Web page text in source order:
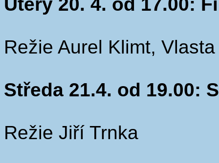
Režie Aurel Klimt,
Středa 21.4. od 19.00:
Režie Jiří Trnka